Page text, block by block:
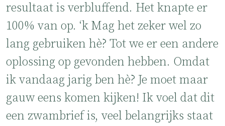
resultaat is verbluffend. Het knapte er
100% van op. ‘k Mag het zeker wel zo
lang gebruiken hè? Tot we er een andere
oplossing op gevonden hebben. Omdat
ik vandaag jarig ben hè? Je moet maar
gauw eens komen kijken! Ik voel dat dit
een zwambrief is, veel belangrijks staat